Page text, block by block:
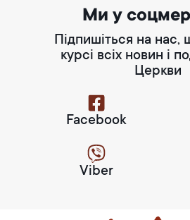
Ми у
Підпишіться на нас,
курсі всіх новин і
Церкви
Facebook
Viber